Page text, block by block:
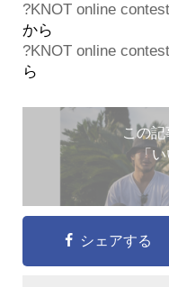
?KNOT online
から
?KNOT online
ら
この記
「
シェアする